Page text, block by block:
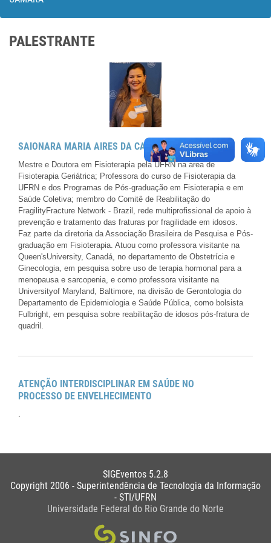
PALESTRANTE
SAIONARA MARIA AIRES DA CAMARA
Mestre e Doutora em Fisioterapia pela UFRN na área de
Fisioterapia Geriátrica; Professora do curso de Fisioterapia da
UFRN e dos Programas de Pós-graduação em Fisioterapia e em
Saúde Coletiva; membro do Comitê de Reabilitação do
FragilityFracture Network - Brazil, rede multiprofissional de apoio à
prevenção e tratamento das fraturas por fragilidade em idosos.
Faz parte da diretoria da Associação Brasileira de Pesquisa e Pós-
graduação em Fisioterapia. Atuou como professora visitante na
Queen'sUniversity, Canadá, no departamento de Obstetrícia e
Ginecologia, em pesquisa sobre uso de terapia hormonal para a
menopausa e sarcopenia, e como professora visitante na
Universityof Maryland, Baltimore, na divisão de Gerontologia do
Departamento de Epidemiologia e Saúde Pública, como bolsista
Fulbright, em pesquisa sobre reabilitação de idosos pós-fratura de
quadril.
ATENÇÃO INTERDISCIPLINAR EM SAÚDE NO
PROCESSO DE ENVELHECIMENTO
.
SIGEventos 5.2.8
Copyright 2006 - Superintendência de Tecnologia da Informação
- STI/UFRN
Universidade Federal do Rio Grande do Norte